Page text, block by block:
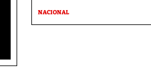
NACIONAL